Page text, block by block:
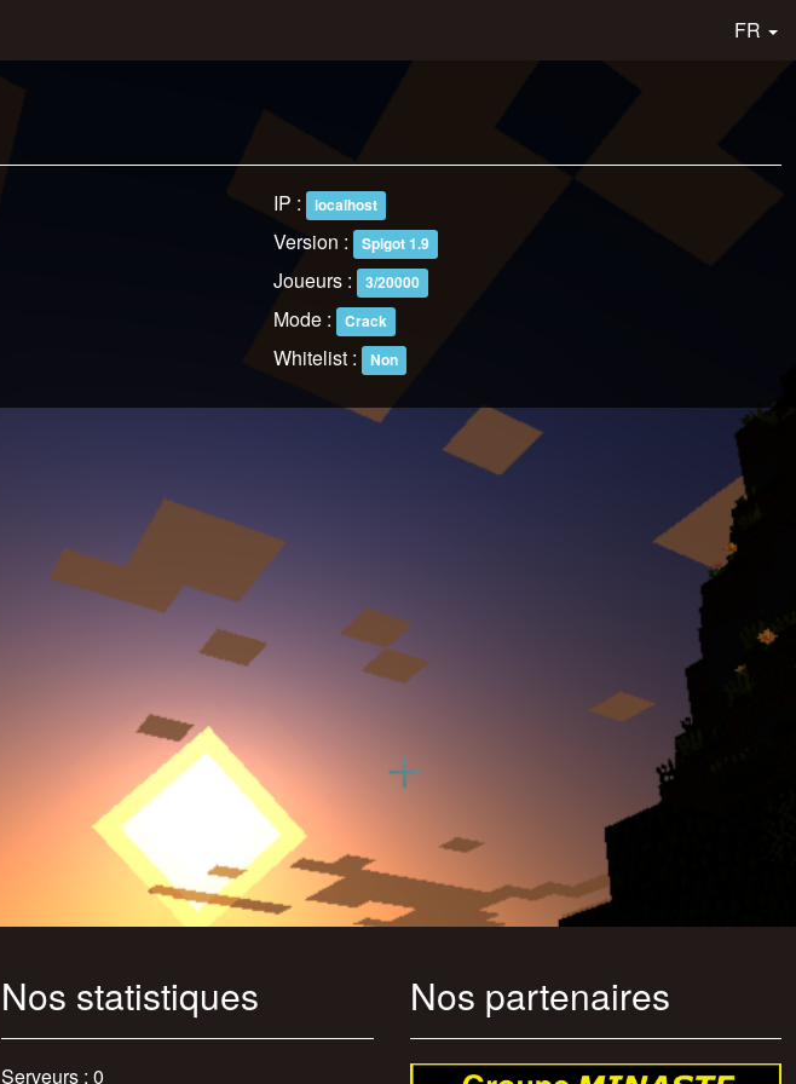
FR
IP : localhost
Version : Spigot 1.9
Joueurs : 3/20000
Mode : Crack
Whitelist : Non
Nos statistiques
Serveurs : 0
Nos partenaires